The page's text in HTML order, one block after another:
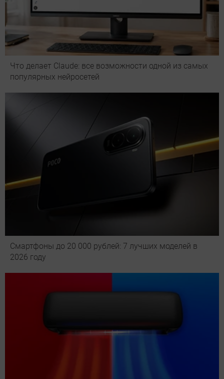
Что делает Сlaude: все возможности одной из самых
популярных нейросетей
Смартфоны до 20 000 рублей: 7 лучших моделей в
2026 году